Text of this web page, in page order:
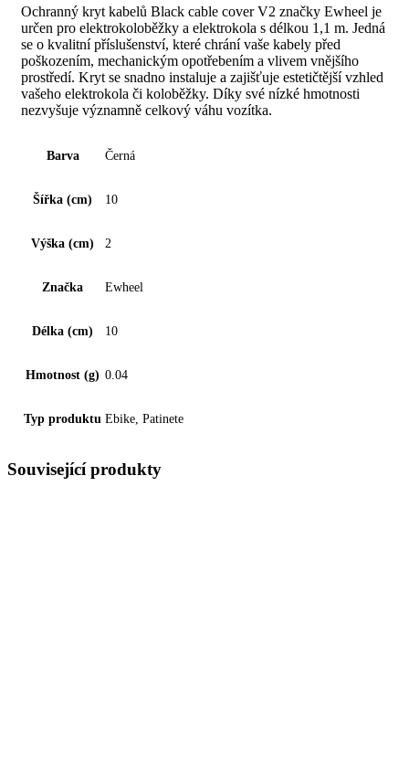
Ochranný kryt kabelů Black cable cover V2 značky Ewheel je
určen pro elektrokoloběžky a elektrokola s délkou 1,1 m. Jedná
se o kvalitní příslušenství, které chrání vaše kabely před
poškozením, mechanickým opotřebením a vlivem vnějšího
prostředí. Kryt se snadno instaluje a zajišťuje estetičtější vzhled
vašeho elektrokola či koloběžky. Díky své nízké hmotnosti
nezvyšuje významně celkový váhu vozítka.
Barva Černá
Šířka (cm) 10
Výška (cm) 2
Značka Ewheel
Délka (cm) 10
Hmotnost (g) 0.04
Typ produktu Ebike, Patinete
Související produkty